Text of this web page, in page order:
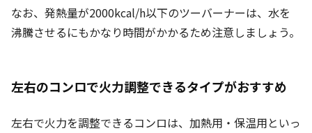
なお、発熱量が2000kcal/h以下のツーバーナーは、水を
沸騰させるにもかなり時間がかかるため注意しましょう。
左右のコンロで火力調整できるタイプがおすすめ
左右で火力を調整できるコンロは、加熱用・保温用といっ